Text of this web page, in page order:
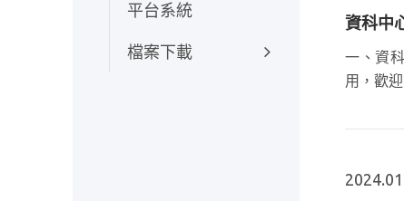
平台系統
檔案下載
資科中
一、資
用，歡